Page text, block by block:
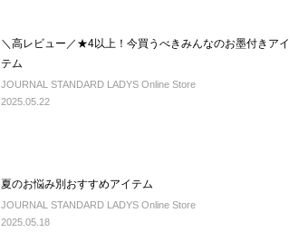
＼高レビュー／★4以上！今買うべきみんなのお墨付きアイ
テム
JOURNAL STANDARD LADYS Online Store
2025.05.22
夏のお悩み別おすすめアイテム
JOURNAL STANDARD LADYS Online Store
2025.05.18